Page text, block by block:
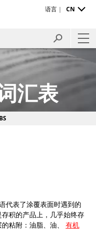
语言 | CN
汇表
代表了涂覆表面时遇到的
积的产品上，几乎始终存
粘附：油脂、油、 有机